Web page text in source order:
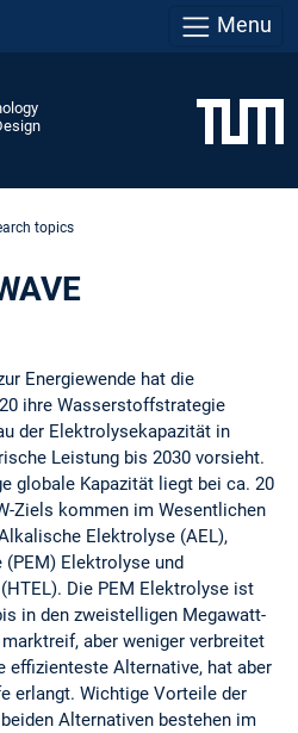
Menu
topics
Energiewende hat die
ihre Wasserstoffstrategie
der Elektrolysekapazität in
Leistung bis 2030 vorsieht.
globale Kapazität liegt bei ca. 20
Ziels kommen im Wesentlichen
Elektrolyse (AEL),
(PEM) Elektrolyse und
Die PEM Elektrolyse ist
in den zweistelligen Megawatt-
aber weniger verbreitet
effizienteste Alternative, hat aber
erlangt. Wichtige Vorteile der
Alternativen bestehen im